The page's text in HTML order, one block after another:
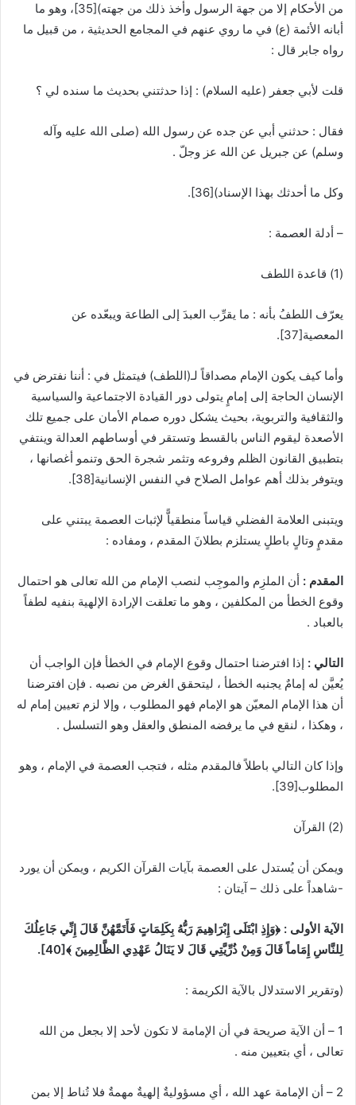
من الأحكام إلا من جهة الرسول وأخذ ذلك من جهته)[35]، وهو ما
أبانه الأئمة (ع) في ما روي عنهم في المجامع الحديثية ، من قبيل ما
رواه جابر قال :
قلت لأبي جعفر (عليه السلام) : إذا حدثتني بحديث ما سنده لي ؟
فقال : حدثني أبي عن جده عن رسول الله (صلى الله عليه وآله
وسلم) عن جبريل عن الله عز وجلّ .
وكل ما أحدثك بهذا الإسناد)[36]
.
– أدلة العصمة :
(1) قاعدة اللطف
يعرّف اللطفُ بأنه : ما يقرِّب العبدَ إلى الطاعة ويبعّده عن
المعصية[37]
.
وأما كيف يكون الإمام مصداقاً لـ(اللطف) فيتمثل في : أننا نفترض في
الإنسان الحاجة إلى إمامٍ يتولى دور القيادة الاجتماعية والسياسية
والثقافية والتربوية، بحيث يشكل دوره صمام الأمان على جميع تلك
الأصعدة ليقوم الناس بالقسط وتستقر في أوساطهم العدالة وينتفي
بتطبيق القانون الظلم وفروعه وتثمر شجرة الحق وتنمو أغصانها ،
ويتوفر بذلك أهم عوامل الصلاح في النفس الإنسانية[38]
.
ويتبنى العلامة الفضلي قياساً منطقياًّ لإثبات العصمة يبتني على
مقدمٍ وتالٍ باطلٍ يستلزم بطلانَ المقدم ، ومفاده :
المقدم : أن الملزِم والموجِب لنصب الإمام من الله تعالى هو احتمال
وقوع الخطأ من المكلفين ، وهو ما تعلقت الإرادة الإلهية بنفيه لطفاً
بالعباد .
التالي : إذا افترضنا احتمال وقوع الإمام في الخطأ فإن الواجب أن
يُعيَّن له إمامٌ يجنبه الخطأ ، ليتحقق الغرض من نصبه . فإن افترضنا
أن هذا الإمام المعيّن هو الإمام فهو المطلوب ، وإلا لزم تعيين إمام له
، وهكذا ، لنقع في ما يرفضه المنطق والعقل وهو التسلسل .
وإذا كان التالي باطلاً فالمقدم مثله ، فتجب العصمة في الإمام ، وهو
المطلوب[39]
.
(2) القرآن
ويمكن أن يُستدل على العصمة بآيات القرآن الكريم ، ويمكن أن يورد
-شاهداً على ذلك – آيتان :
الآية الأولى : ﴿وَإِذِ ابْتَلَى إِبْرَاهِيمَ رَبُّهُ بِكَلِمَاتٍ فَأَتَمَّهُنَّ قَالَ إِنِّي جَاعِلُكَ
لِلنَّاسِ إِمَاماً قَالَ وَمِنْ ذُرِّيَّتِي قَالَ لا يَنَالُ عَهْدِي الظَّالِمِينَ ﴾[40]
.
(وتقرير الاستدلال بالآية الكريمة :
1 – أن الآية صريحة في أن الإمامة لا تكون لأحد إلا بجعل من الله
تعالى ، أي بتعيين منه .
2 – أن الإمامة عهد الله ، أي مسؤوليةٌ إلهيةٌ مهمةٌ فلا تُناط إلا بمن